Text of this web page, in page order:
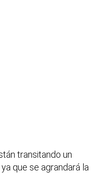
transitando un
que se agrandará la